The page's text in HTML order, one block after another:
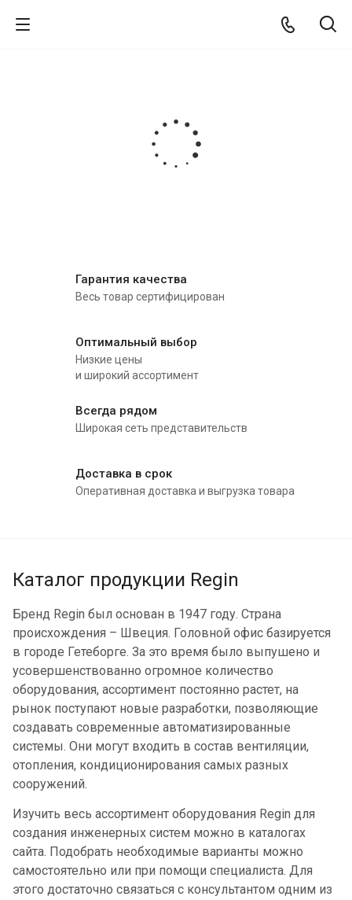
Гарантия качества
Весь товар сертифицирован
Оптимальный выбор
Низкие цены
и широкий ассортимент
Всегда рядом
Широкая сеть представительств
Доставка в срок
Оперативная доставка и выгрузка товара
Каталог продукции Regin
Бренд Regin был основан в 1947 году. Страна
происхождения – Швеция. Головной офис базируется
в городе Гетеборге. За это время было выпушено и
усовершенствованно огромное количество
оборудования, ассортимент постоянно растет, на
рынок поступают новые разработки, позволяющие
создавать современные автоматизированные
системы. Они могут входить в состав вентиляции,
отопления, кондиционирования самых разных
сооружений.
Изучить весь ассортимент оборудования Regin для
создания инженерных систем можно в каталогах
сайта. Подобрать необходимые варианты можно
самостоятельно или при помощи специалиста. Для
этого достаточно связаться с консультантом одним из